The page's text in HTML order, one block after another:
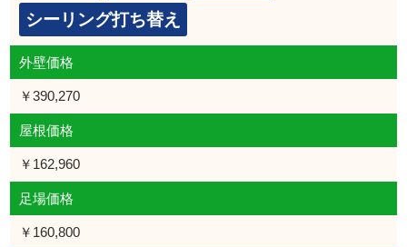
シーリング打ち替え
外壁価格
￥390,270
屋根価格
￥162,960
足場価格
￥160,800